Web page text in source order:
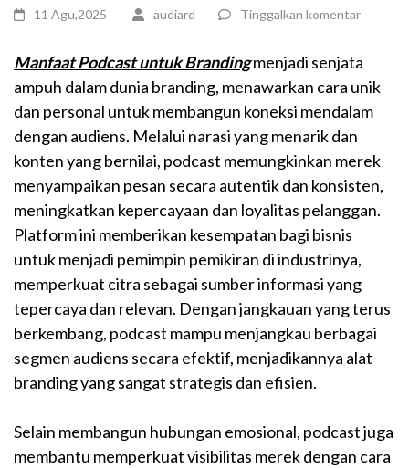
11 Agu,2025 audiard Tinggalkan komentar
Manfaat Podcast untuk Brandingmenjadi senjata
ampuh dalam dunia branding, menawarkan cara unik
dan personal untuk membangun koneksi mendalam
dengan audiens. Melalui narasi yang menarik dan
konten yang bernilai, podcast memungkinkan merek
menyampaikan pesan secara autentik dan konsisten,
meningkatkan kepercayaan dan loyalitas pelanggan.
Platform ini memberikan kesempatan bagi bisnis
untuk menjadi pemimpin pemikiran di industrinya,
memperkuat citra sebagai sumber informasi yang
tepercaya dan relevan. Dengan jangkauan yang terus
berkembang, podcast mampu menjangkau berbagai
segmen audiens secara efektif, menjadikannya alat
branding yang sangat strategis dan efisien.
Selain membangun hubungan emosional, podcast juga
membantu memperkuat visibilitas merek dengan cara